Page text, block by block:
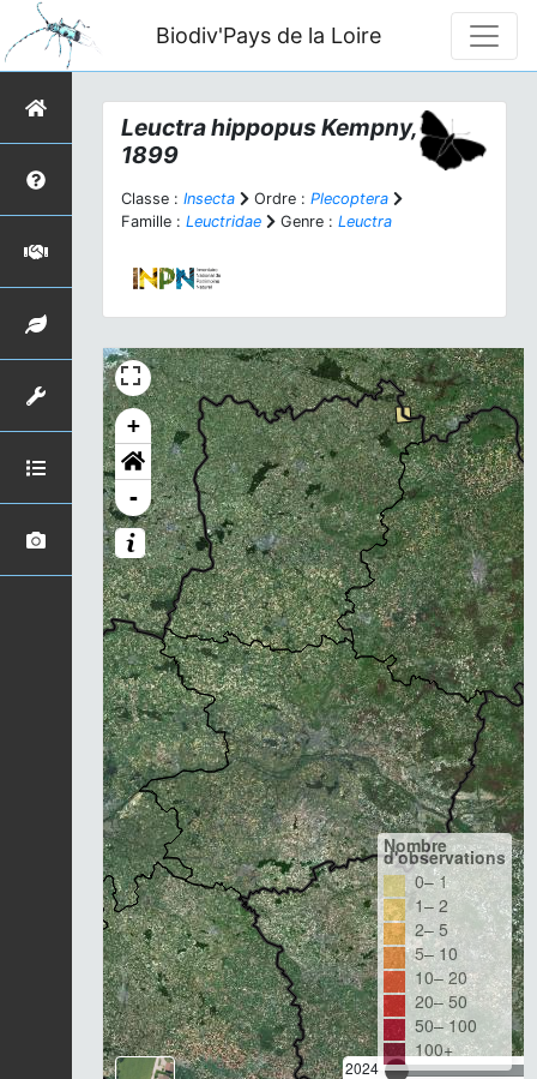
Biodiv'Pays de la Loire
Leuctra hippopus Kempny,
1899
Classe : Insecta Ordre : Plecoptera
Famille : Leuctridae Genre : Leuctra
+
-
2024
Nombre
d'observations
0– 1
1– 2
2– 5
5– 10
10– 20
20– 50
50– 100
100+